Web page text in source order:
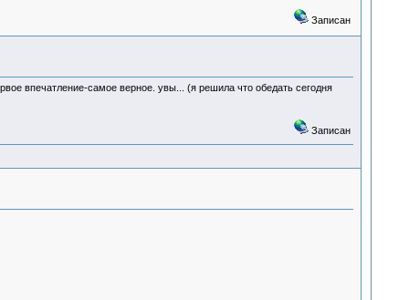
Записан
впечатление-самое верное. увы... (я решила что обедать сегодня
Записан